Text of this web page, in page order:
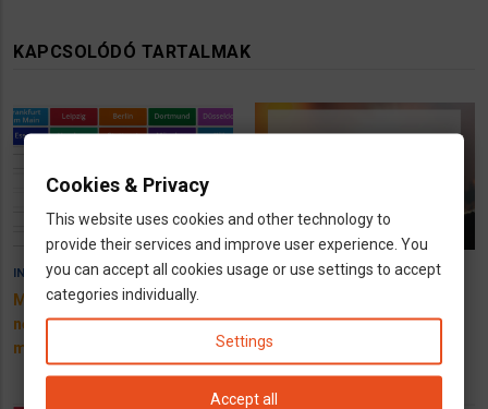
KAPCSOLÓDÓ TARTALMAK
INFÓK 12 April 2024
Melyik német tartományban
nő a lakosság és hol csökken
majd?
HÍREK 10 November 2023
szeptemberi nyertesek
Cookies & Privacy
This website uses cookies and other technology to
provide their services and improve user experience. You
you can accept all cookies usage or use settings to accept
categories individually.
Settings
Accept all